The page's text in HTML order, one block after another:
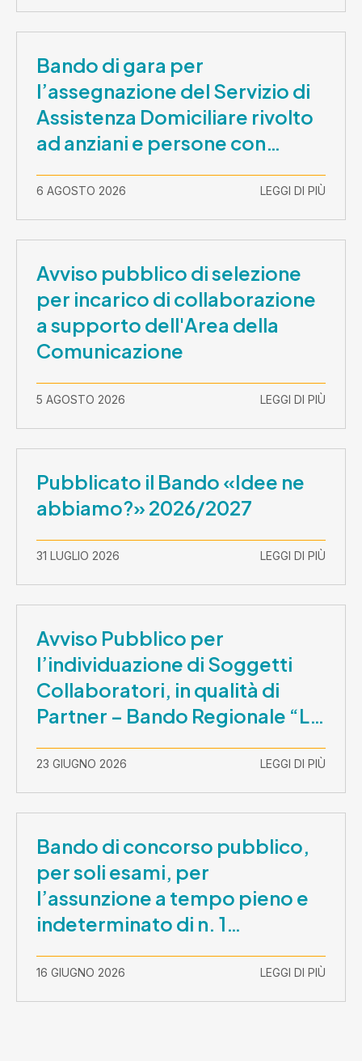
Bando di gara per
l’assegnazione del Servizio di
Assistenza Domiciliare rivolto
ad anziani e persone con
2026-30 settembre 2029
6 AGOSTO 2026 LEGGI DI PIÙ
Avviso pubblico di selezione
per incarico di collaborazione
a supporto dell'Area della
Comunicazione
5 AGOSTO 2026 LEGGI DI PIÙ
Pubblicato il Bando «Idee ne
abbiamo?» 2026/2027
31 LUGLIO 2026 LEGGI DI PIÙ
Avviso Pubblico per
l’individuazione di Soggetti
Collaboratori, in qualità di
Partner – Bando Regionale “La
Lombardia è dei Giovani 2026”
– CUP E81B26000210003
23 GIUGNO 2026 LEGGI DI PIÙ
Bando di concorso pubblico,
per soli esami, per
l’assunzione a tempo pieno e
indeterminato di n. 1
Assistente Sociale –
Comunicazione prova scritta e
prova orale
16 GIUGNO 2026 LEGGI DI PIÙ